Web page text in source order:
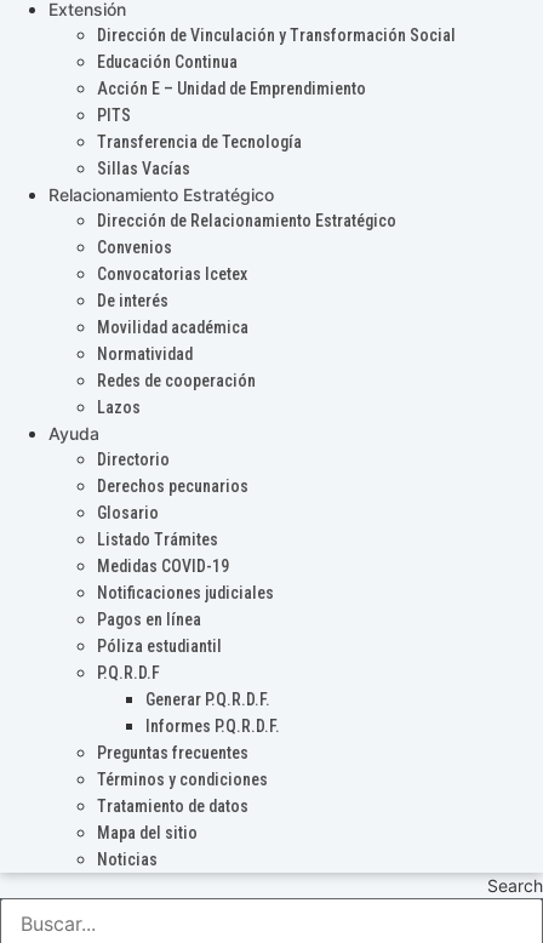
Extensión
Dirección de Vinculación y Transformación Social
Educación Continua
Acción E – Unidad de Emprendimiento
PITS
Transferencia de Tecnología
Sillas Vacías
Relacionamiento Estratégico
Dirección de Relacionamiento Estratégico
Convenios
Convocatorias Icetex
De interés
Movilidad académica
Normatividad
Redes de cooperación
Lazos
Ayuda
Directorio
Derechos pecunarios
Glosario
Listado Trámites
Medidas COVID-19
Notificaciones judiciales
Pagos en línea
Póliza estudiantil
P.Q.R.D.F
Generar P.Q.R.D.F.
Informes P.Q.R.D.F.
Preguntas frecuentes
Términos y condiciones
Tratamiento de datos
Mapa del sitio
Noticias
Search